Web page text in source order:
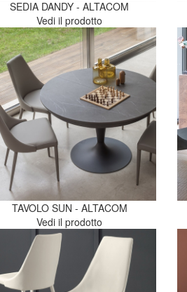
SEDIA DANDY - ALTACOM
Vedi il prodotto
TAVOLO SUN - ALTACOM
Vedi il prodotto